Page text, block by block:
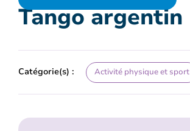
Tango argentin
Catégorie(s) : Activité physique et sport